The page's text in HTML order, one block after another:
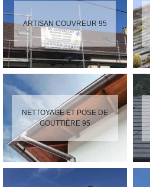
ARTISAN COUVREUR 95
NETTOYAGE ET POSE DE
GOUTTIÈRE 95